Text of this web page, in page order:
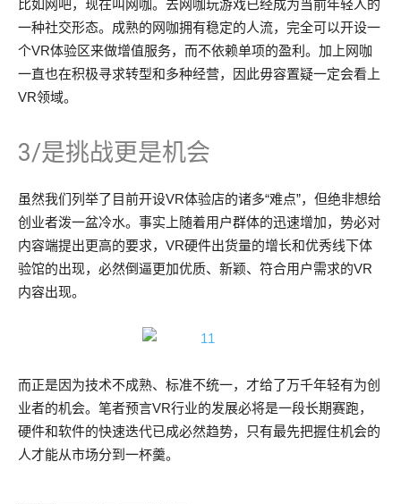
比如网吧，现在叫网咖。去网咖玩游戏已经成为当前年轻人的
一种社交形态。成熟的网咖拥有稳定的人流，完全可以开设一
个VR体验区来做增值服务，而不依赖单项的盈利。加上网咖
一直也在积极寻求转型和多种经营，因此毋容置疑一定会看上
VR领域。
3/是挑战更是机会
虽然我们列举了目前开设VR体验店的诸多“难点”，但绝非想给
创业者泼一盆冷水。事实上随着用户群体的迅速增加，势必对
内容端提出更高的要求，VR硬件出货量的增长和优秀线下体
验馆的出现，必然倒逼更加优质、新颖、符合用户需求的VR
内容出现。
而正是因为技术不成熟、标准不统一，才给了万千年轻有为创
业者的机会。笔者预言VR行业的发展必将是一段长期赛跑，
硬件和软件的快速迭代已成必然趋势，只有最先把握住机会的
人才能从市场分到一杯羹。